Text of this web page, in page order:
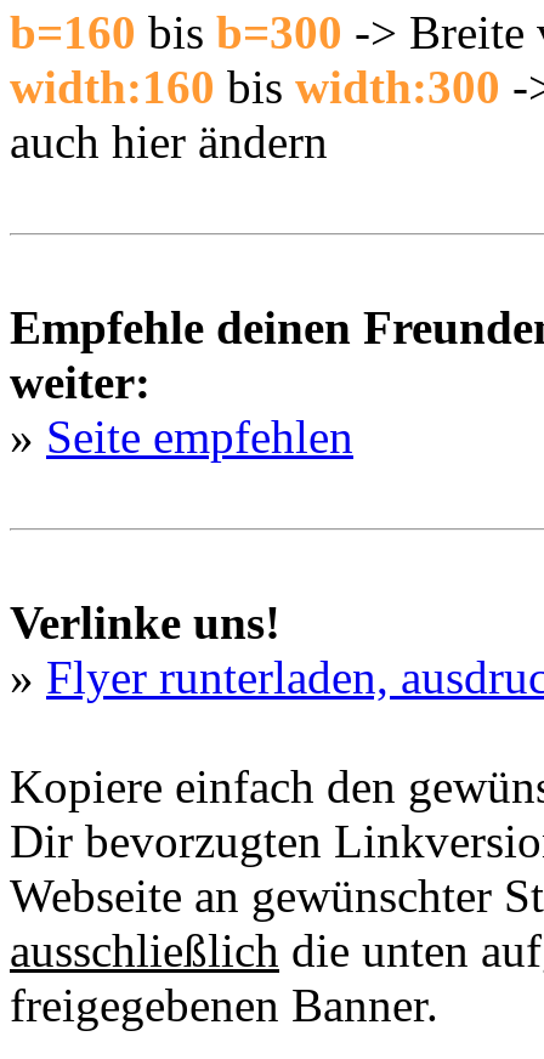
b=160 bis b=300 -> Breite
width:160 bis width:300 -
auch hier ändern
Empfehle deinen
weiter:
» Seite empfehlen
Verlinke uns!
» Flyer runterladen,
Kopiere einfach den
Dir bevorzugten
Webseite an gewünschter
ausschließlich die unten
freigegebenen Banner.